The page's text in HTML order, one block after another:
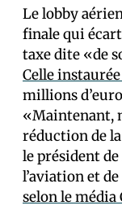
Le lobby
finale qui
taxe dite «de
Celle
millions
«Maintenant,
réduction de
le président
l’aviation et
selon le média